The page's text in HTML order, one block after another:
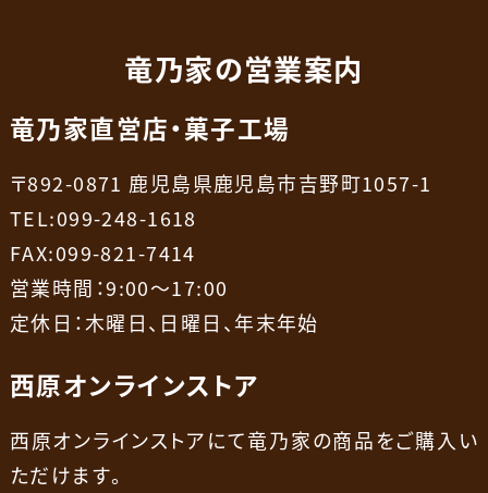
竜乃家の営業案内
竜乃家直営店・菓子工場
〒892-0871 鹿児島県鹿児島市吉野町1057-1
TEL:099-248-1618
FAX:099-821-7414
営業時間：9:00～17:00
定休日：木曜日、日曜日、年末年始
西原オンラインストア
西原オンラインストアにて竜乃家の商品をご購入い
ただけます。